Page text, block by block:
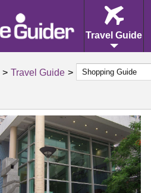
Travel Guide
Travel Guide